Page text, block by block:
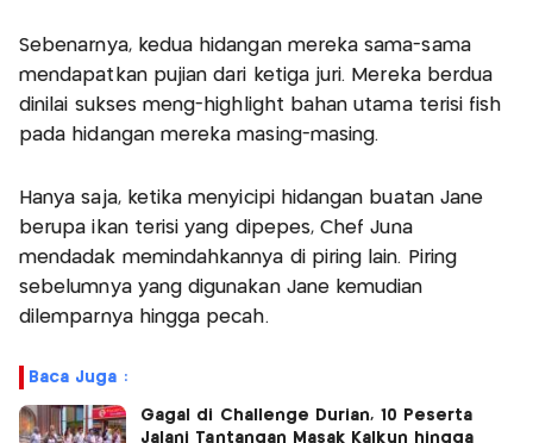
Sebenarnya, kedua hidangan mereka sama-sama
mendapatkan pujian dari ketiga juri. Mereka berdua
dinilai sukses meng-highlight bahan utama terisi fish
pada hidangan mereka masing-masing.
Hanya saja, ketika menyicipi hidangan buatan Jane
berupa ikan terisi yang dipepes, Chef Juna
mendadak memindahkannya di piring lain. Piring
sebelumnya yang digunakan Jane kemudian
dilemparnya hingga pecah.
Baca Juga :
Gagal di Challenge Durian, 10 Peserta
Jalani Tantangan Masak Kalkun hingga